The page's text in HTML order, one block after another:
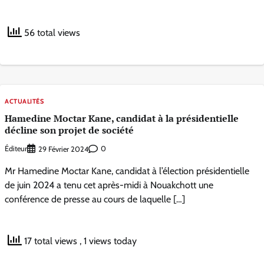
56 total views
ACTUALITÉS
Hamedine Moctar Kane, candidat à la présidentielle
décline son projet de société
Éditeur 29 Février 2024 0
Mr Hamedine Moctar Kane, candidat à l’élection présidentielle
de juin 2024 a tenu cet après-midi à Nouakchott une
conférence de presse au cours de laquelle […]
17 total views , 1 views today